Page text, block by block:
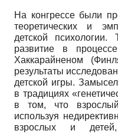
На конгрессе были
теоретических и
детской
развитие в
Хаккарайненом
результаты
детской игры.
в традициях
в том, что
используя
взрослых и детей,